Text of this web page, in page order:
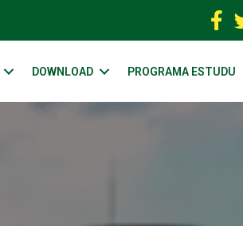
DOWNLOAD PROGRAMA ESTUDU